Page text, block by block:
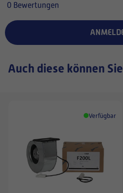
0 Bewertungen
Auch diese können
Verfügbar